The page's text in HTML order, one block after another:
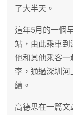
了大半天。
這年5月的一個
站，由此乘車到
他和其他乘客一
李，通過深圳
續。
高德思在一篇